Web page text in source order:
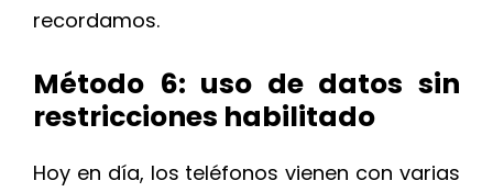
recordamos.
Método 6: uso de datos sin
restricciones habilitado
Hoy en día, los teléfonos vienen con varias